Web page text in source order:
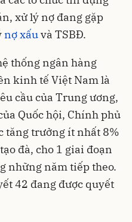
xử lý nợ đang gặp
nợ xấuvà TSBĐ.
thống ngân hàng
kinh tế Việt Nam là
cầu của Trung ương,
Quốc hội, Chính phủ
tăng trưởng ít nhất 8%
đà, cho 1 giai đoạn
những năm tiếp theo.
42 đang được quyết